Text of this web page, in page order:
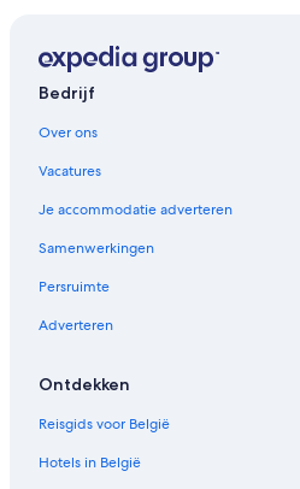
Bedrijf
Over ons
Vacatures
Je accommodatie adverteren
Samenwerkingen
Persruimte
Adverteren
Ontdekken
Reisgids voor België
Hotels in België